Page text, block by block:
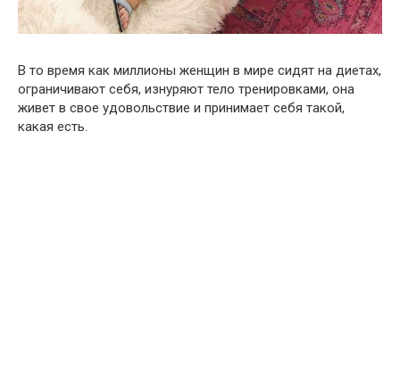
В то время как миллионы женщин в мире сидят на диетах,
ограничивают себя, изнуряют тело тренировками, она
живет в свое удовольствие и принимает себя такой,
какая есть.